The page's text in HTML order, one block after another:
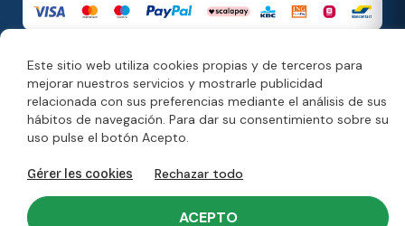
Este sitio web utiliza cookies propias y de terceros para
mejorar nuestros servicios y mostrarle publicidad
relacionada con sus preferencias mediante el análisis de sus
hábitos de navegación. Para dar su consentimiento sobre su
uso pulse el botón Acepto.
Gérer les cookies Rechazar todo
ACEPTO
Nuestras formas de entrega